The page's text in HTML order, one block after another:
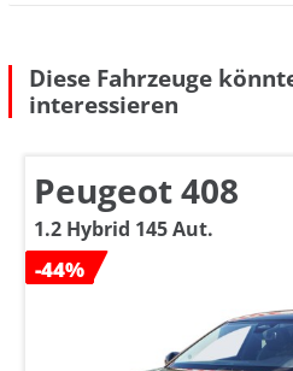
Diese Fahrzeuge
interessieren
Peugeot 408
1.2 Hybrid 145 Aut.
-44%